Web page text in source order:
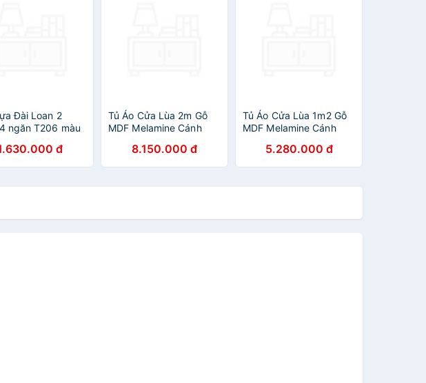
Đài Loan 2
ngăn T206 màu
đ
Tủ Áo Cửa Lùa 2m Gỗ
MDF Melamine Cánh
8.150.000 đ
Tủ Áo Cửa Lùa 1m2 Gỗ
MDF Melamine Cánh
5.280.000 đ